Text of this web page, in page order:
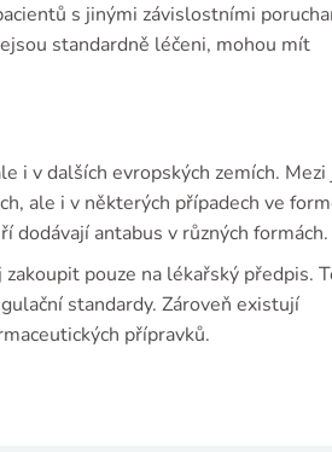
s jinými závislostními
standardně léčeni, mohou mít
i v dalších evropských zemích. Mezi
ale i v některých případech ve
antabus v různých formách.
pouze na lékařský předpis.
standardy. Zároveň existují
přípravků.